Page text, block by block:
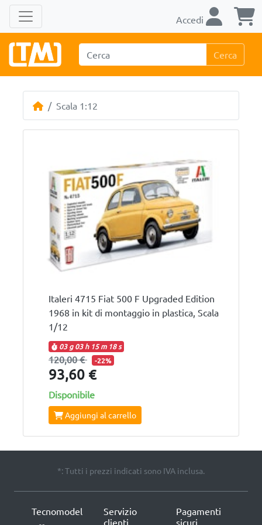
Accedi
Cerca
Scala 1:12
Italeri 4715 Fiat 500 F Upgraded Edition
1968 in kit di montaggio in plastica, Scala
1/12
03 g03 h 15 m 18 s
120,00 € -22%
93,60 €
Disponibile
Aggiungi al carrello
*: Tutti i prezzi indicati sono IVA inclusa.
Tecnomodel
Servizio
clienti
Pagamenti
sicuri